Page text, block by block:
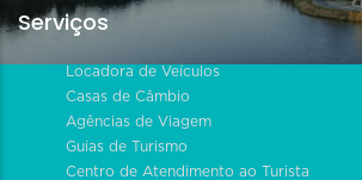
Serviços
Locadora de Veículos
Casas de Câmbio
Agências de Viagem
Guias de Turismo
Centro de Atendimento ao Turista